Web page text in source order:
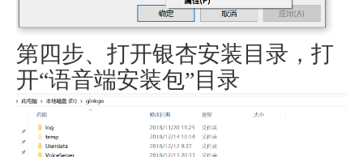
第四步、打开银杏安装目录，打
开“语音端安装包”目录